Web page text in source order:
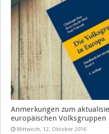
Anmerkungen zum
europäischen Volksgruppen
Mittwoch, 12. Oktober 2016